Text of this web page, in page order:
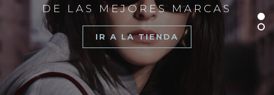
DE LAS MEJORES MARCAS
IR A LA TIENDA